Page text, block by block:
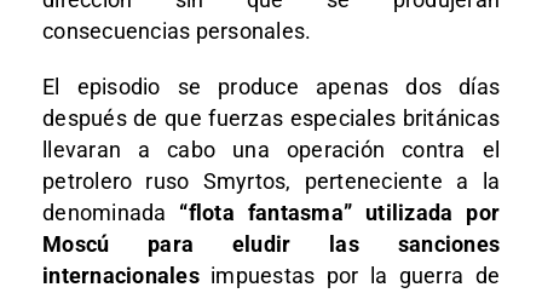
consecuencias personales.
El episodio se produce apenas dos días
después de que fuerzas especiales británicas
llevaran a cabo una operación contra el
petrolero ruso Smyrtos, perteneciente a la
denominada “flota fantasma” utilizada por
Moscú para eludir las sanciones
internacionalesimpuestas por la guerra de